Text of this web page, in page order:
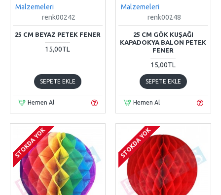
Malzemeleri
renk00242
25 CM BEYAZ PETEK FENER
15,00TL
SEPETE EKLE
Hemen Al
Malzemeleri
renk00248
25 CM GÖK KUŞAĞI
KAPADOKYA BALON PETEK
FENER
15,00TL
SEPETE EKLE
Hemen Al
STOKDA YOK STOKDA YOK